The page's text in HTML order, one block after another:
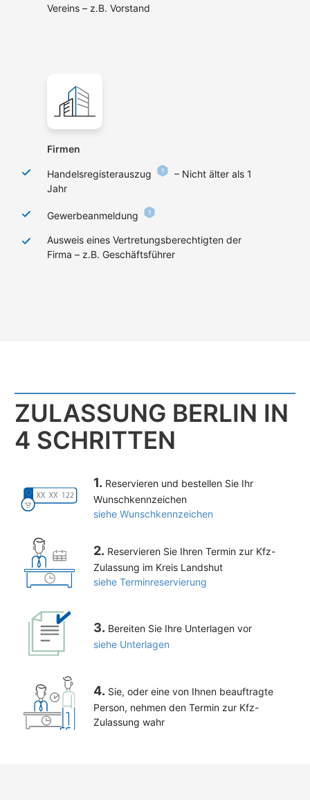
Vereins – z.B. Vorstand
Firmen
Handelsregisterauszug
– Nicht älter als 1
Jahr
Gewerbeanmeldung
Ausweis eines Vertretungsberechtigten der
Firma – z.B. Geschäftsführer
ZULASSUNG BERLIN IN
4 SCHRITTEN
1. Reservieren und bestellen Sie Ihr
Wunschkennzeichen
siehe Wunschkennzeichen
2. Reservieren Sie Ihren Termin zur Kfz-
Zulassung im Kreis Landshut
siehe Terminreservierung
3. Bereiten Sie Ihre Unterlagen vor
siehe Unterlagen
4. Sie, oder eine von Ihnen beauftragte
Person, nehmen den Termin zur Kfz-
Zulassung wahr